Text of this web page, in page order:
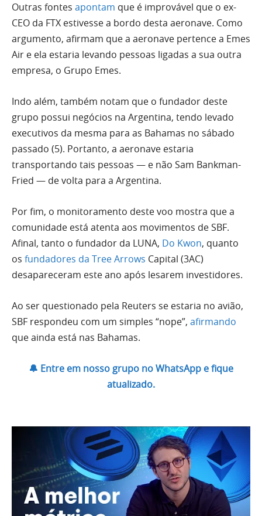
Outras fontes apontam que é improvável que o ex-
CEO da FTX estivesse a bordo desta aeronave. Como
argumento, afirmam que a aeronave pertence a Emes
Air e ela estaria levando pessoas ligadas a sua outra
empresa, o Grupo Emes.
Indo além, também notam que o fundador deste
grupo possui negócios na Argentina, tendo levado
executivos da mesma para as Bahamas no sábado
passado (5). Portanto, a aeronave estaria
transportando tais pessoas — e não Sam Bankman-
Fried — de volta para a Argentina.
Por fim, o monitoramento deste voo mostra que a
comunidade está atenta aos movimentos de SBF.
Afinal, tanto o fundador da LUNA, Do Kwon, quanto
os fundadores da Tree Arrows Capital (3AC)
desapareceram este ano após lesarem investidores.
Ao ser questionado pela Reuters se estaria no avião,
SBF respondeu com um simples “nope”, afirmando
que ainda está nas Bahamas.
🔔 Entre em nosso grupo no WhatsApp e fique
atualizado.